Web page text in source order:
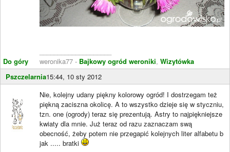
Do góry
weronika77 - Bajkowy ogród weroniki, Wizytówka
Pszczelarnia15:44, 10 sty 2012
Nie, kolejny udany piękny kolorowy ogród! I dostrzegam też
piękną zaciszna okolicę. A to wszystko dzieje się w styczniu,
tzn. one (ogrody) teraz się prezentują. Astry to najpiękniejsze
kwiaty dla mnie. Już teraz od razu zaznaczam swą
obecność, żeby potem nie przegapić kolejnych liter alfabetu b
jak ..... bratki